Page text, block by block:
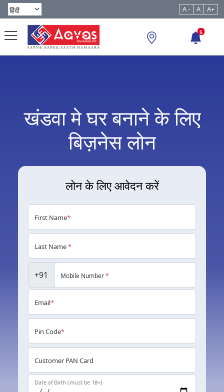
A - A A+
5
खंडवा मे घर बनाने के लिए
बिज़नेस लोन
लोन के लिए आवेदन करें
First Name*
Last Name*
+91 Mobile Number*
Email*
Pin Code*
Customer PAN Card
Date of Birth (must be 18+)